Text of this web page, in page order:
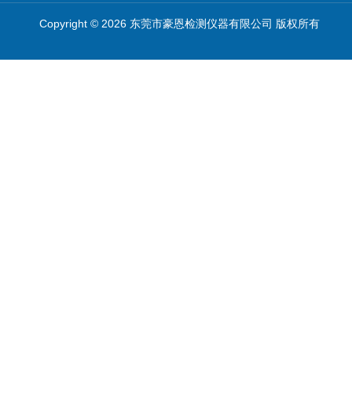
Copyright © 2026 东莞市豪恩检测仪器有限公司 版权所有